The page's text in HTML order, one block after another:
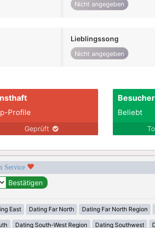
Nicht angegeben
Lieblingssong
Nicht angegeben
Profile
Geprüft
Besucher
Beliebt
Service
East Dating Far North Dating Far North Region
Dating South-West Region Dating Southwest